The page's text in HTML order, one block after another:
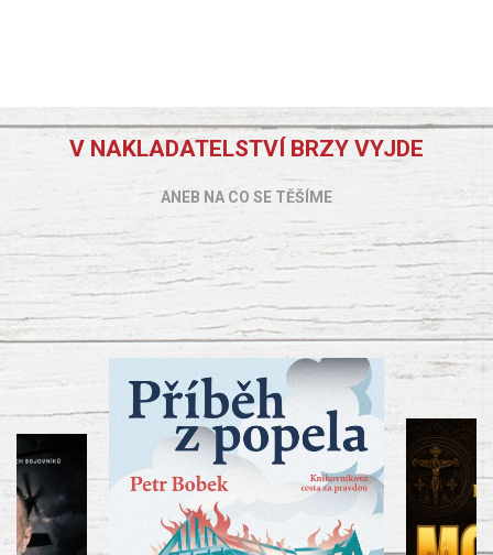
V NAKLADATELSTVÍ BRZY VYJDE
ANEB NA CO SE TĚŠÍME